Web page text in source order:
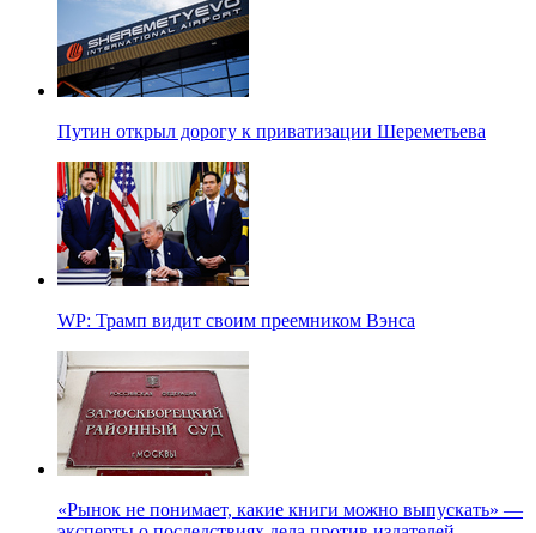
Путин открыл дорогу к приватизации Шереметьева
WP: Трамп видит своим преемником Вэнса
«Рынок не понимает, какие книги можно выпускать» —